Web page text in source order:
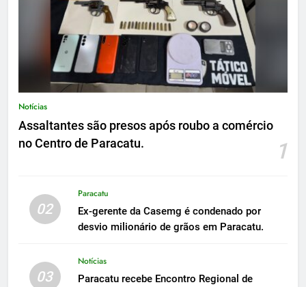
Notícias
Assaltantes são presos após roubo a comércio
no Centro de Paracatu.
1
02
Paracatu
Ex-gerente da Casemg é condenado por
desvio milionário de grãos em Paracatu.
03
Notícias
Paracatu recebe Encontro Regional de